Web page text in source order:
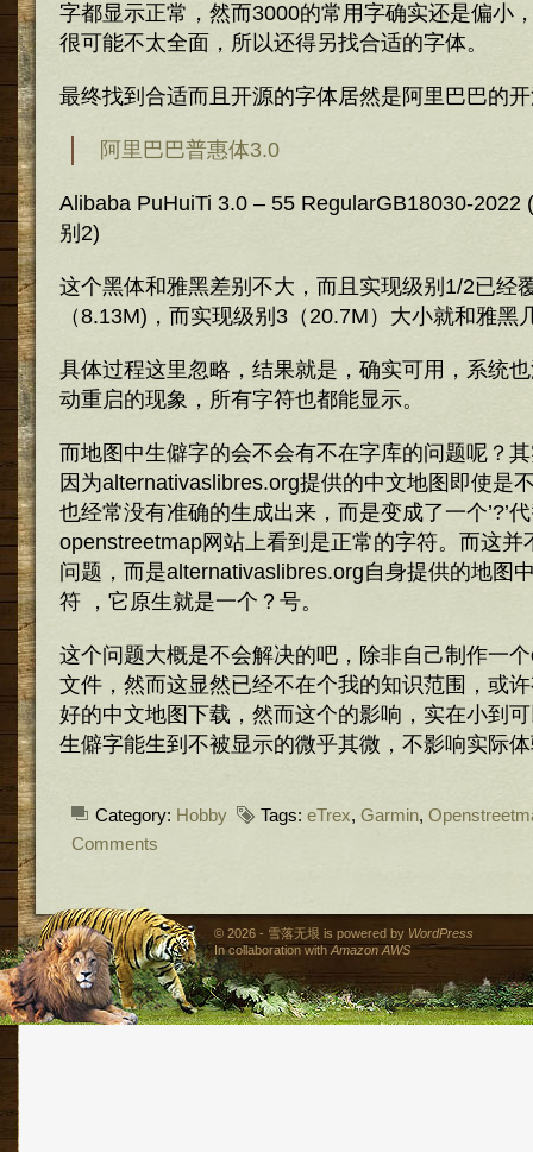
字都显示正常，然而3000的常用字确实还是偏小
很可能不太全面，所以还得另找合适的字体。
最终找到合适而且开源的字体居然是阿里巴巴的
阿里巴巴普惠体3.0
Alibaba PuHuiTi 3.0 – 55 RegularGB18030-2022
别2)
这个黑体和雅黑差别不大，而且实现级别1/2已经
（8.13M)，而实现级别3（20.7M）大小就和雅黑
具体过程这里忽略，结果就是，确实可用，系统
动重启的现象，所有字符也都能显示。
而地图中生僻字的会不会有不在字库的问题呢？
因为alternativaslibres.org提供的中文地图即使是
也经常没有准确的生成出来，而是变成了一个’?’
openstreetmap网站上看到是正常的字符。而这并
问题，而是alternativaslibres.org自身提供的地图
符 ，它原生就是一个？号。
这个问题大概是不会解决的吧，除非自己制作一
文件，然而这显然已经不在个我的知识范围，或
好的中文地图下载，然而这个的影响，实在小到
生僻字能生到不被显示的微乎其微，不影响实际
Category: Hobby Tags: eTrex, Garmin,
Comments
© 2026 - 雪落无垠 is powered by WordPress
In collaboration withAmazon AWS